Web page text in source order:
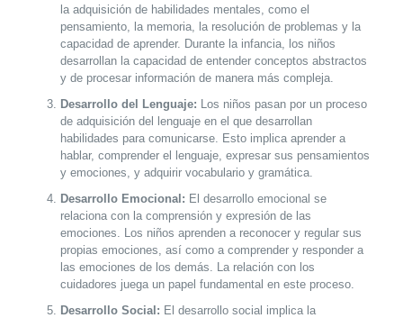
la adquisición de habilidades mentales, como el
pensamiento, la memoria, la resolución de problemas y la
capacidad de aprender. Durante la infancia, los niños
desarrollan la capacidad de entender conceptos abstractos
y de procesar información de manera más compleja.
Desarrollo del Lenguaje: Los niños pasan por un proceso
de adquisición del lenguaje en el que desarrollan
habilidades para comunicarse. Esto implica aprender a
hablar, comprender el lenguaje, expresar sus pensamientos
y emociones, y adquirir vocabulario y gramática.
Desarrollo Emocional: El desarrollo emocional se
relaciona con la comprensión y expresión de las
emociones. Los niños aprenden a reconocer y regular sus
propias emociones, así como a comprender y responder a
las emociones de los demás. La relación con los
cuidadores juega un papel fundamental en este proceso.
Desarrollo Social: El desarrollo social implica la